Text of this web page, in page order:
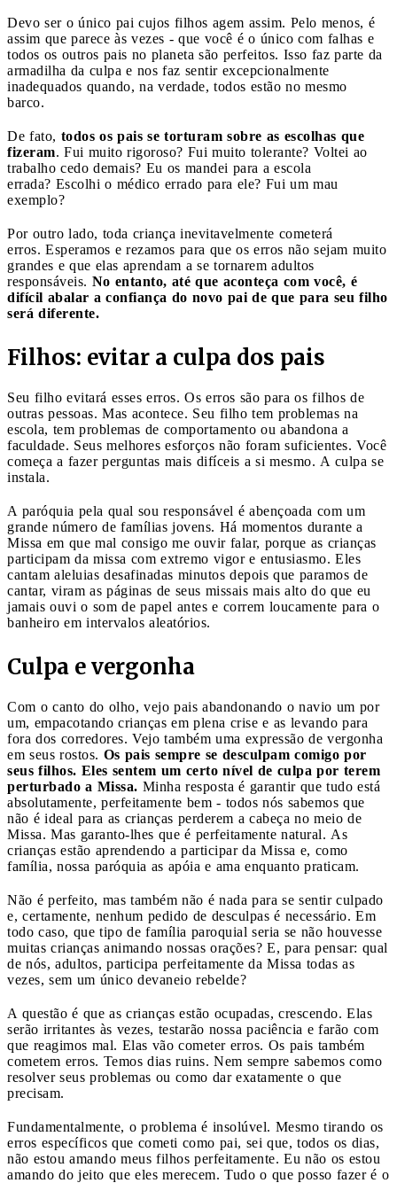
Devo ser o único pai cujos filhos agem assim. Pelo menos, é
assim que parece às vezes - que você é o único com falhas e
todos os outros pais no planeta são perfeitos. Isso faz parte da
armadilha da culpa e nos faz sentir excepcionalmente
inadequados quando, na verdade, todos estão no mesmo
barco.
De fato, todos os pais se torturam sobre as escolhas que
fizeram. Fui muito rigoroso? Fui muito tolerante? Voltei ao
trabalho cedo demais? Eu os mandei para a escola
errada? Escolhi o médico errado para ele? Fui um mau
exemplo?
Por outro lado, toda criança inevitavelmente cometerá
erros. Esperamos e rezamos para que os erros não sejam muito
grandes e que elas aprendam a se tornarem adultos
responsáveis. No entanto, até que aconteça com você, é
difícil abalar a confiança do novo pai de que para seu filho
será diferente.
Filhos: evitar a culpa dos pais
Seu filho evitará esses erros. Os erros são para os filhos de
outras pessoas. Mas acontece. Seu filho tem problemas na
escola, tem problemas de comportamento ou abandona a
faculdade. Seus melhores esforços não foram suficientes. Você
começa a fazer perguntas mais difíceis a si mesmo. A culpa se
instala.
A paróquia pela qual sou responsável é abençoada com um
grande número de famílias jovens. Há momentos durante a
Missa em que mal consigo me ouvir falar, porque as crianças
participam da missa com extremo vigor e entusiasmo. Eles
cantam aleluias desafinadas minutos depois que paramos de
cantar, viram as páginas de seus missais mais alto do que eu
jamais ouvi o som de papel antes e correm loucamente para o
banheiro em intervalos aleatórios.
Culpa e vergonha
Com o canto do olho, vejo pais abandonando o navio um por
um, empacotando crianças em plena crise e as levando para
fora dos corredores. Vejo também uma expressão de vergonha
em seus rostos. Os pais sempre se desculpam comigo por
seus filhos. Eles sentem um certo nível de culpa por terem
perturbado a Missa. Minha resposta é garantir que tudo está
absolutamente, perfeitamente bem - todos nós sabemos que
não é ideal para as crianças perderem a cabeça no meio de
Missa. Mas garanto-lhes que é perfeitamente natural. As
crianças estão aprendendo a participar da Missa e, como
família, nossa paróquia as apóia e ama enquanto praticam.
Não é perfeito, mas também não é nada para se sentir culpado
e, certamente, nenhum pedido de desculpas é necessário. Em
todo caso, que tipo de família paroquial seria se não houvesse
muitas crianças animando nossas orações? E, para pensar: qual
de nós, adultos, participa perfeitamente da Missa todas as
vezes, sem um único devaneio rebelde?
A questão é que as crianças estão ocupadas, crescendo. Elas
serão irritantes às vezes, testarão nossa paciência e farão com
que reagimos mal. Elas vão cometer erros. Os pais também
cometem erros. Temos dias ruins. Nem sempre sabemos como
resolver seus problemas ou como dar exatamente o que
precisam.
Fundamentalmente, o problema é insolúvel. Mesmo tirando os
erros específicos que cometi como pai, sei que, todos os dias,
não estou amando meus filhos perfeitamente. Eu não os estou
amando do jeito que eles merecem. Tudo o que posso fazer é o